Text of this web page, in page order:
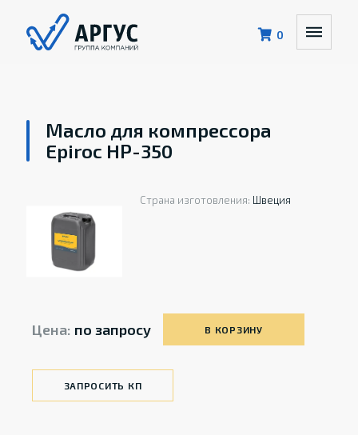
0
Масло для компрессора
Epiroc HP-350
Страна изготовления: Швеция
Цена: по запросу В КОРЗИНУ
ЗАПРОСИТЬ КП